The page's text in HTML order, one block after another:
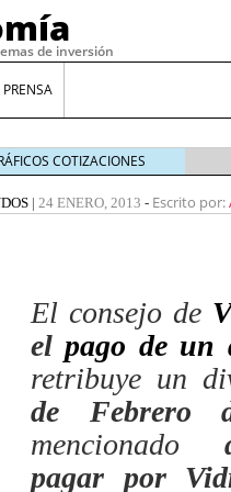
de inversión
¿Por qué el Préstamo
12 de diciembre de 2025
aprovechar esta opción
es una decisión
COTIZACIONES
| 24 ENERO, 2013 - Escrito por:
El consejo de
elpago de un
retribuye un
de Febrero
mencionado
pagar por